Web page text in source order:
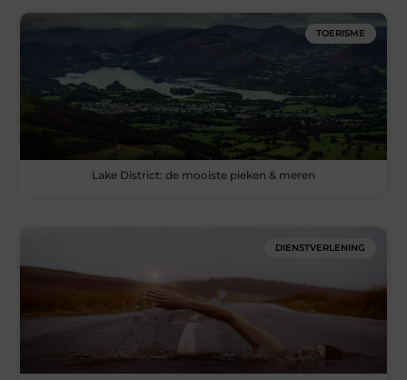
TOERISME
Lake District: de mooiste pieken & meren
DIENSTVERLENING